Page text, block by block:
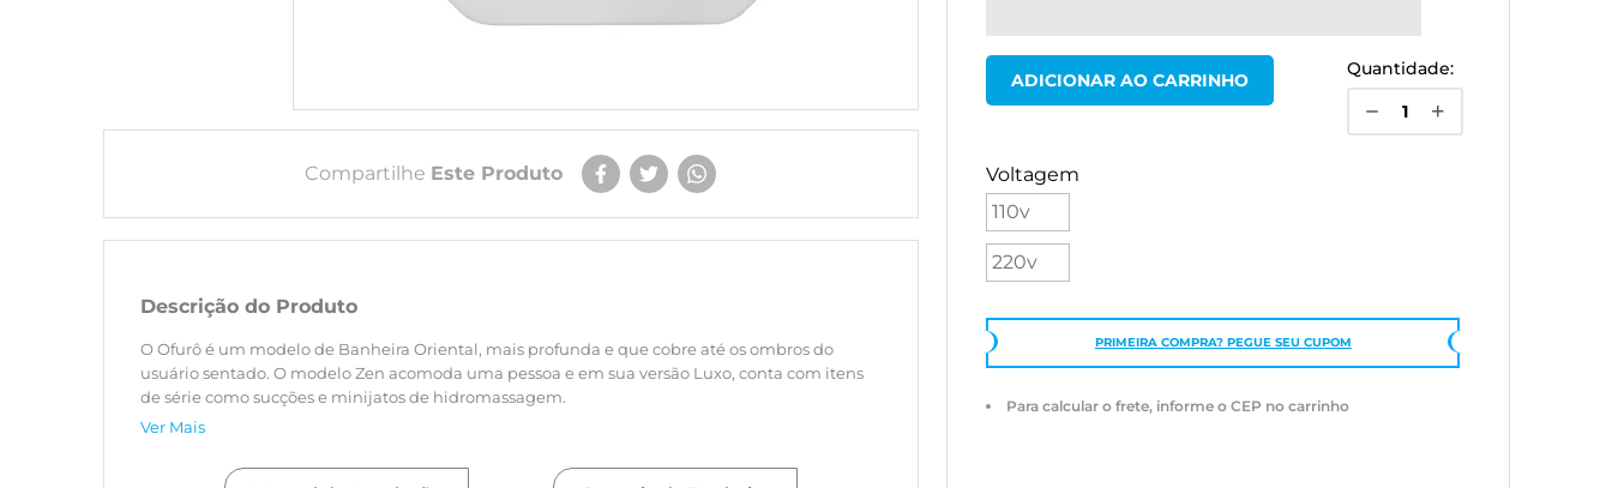
Compartilhe Este Produto
Descrição do Produto
O Ofurô é um modelo de Banheira Oriental, mais profunda e que cobre até os ombros do
usuário sentado. O modelo Zen acomoda uma pessoa e em sua versão Luxo, conta com itens
de série como sucções e minijatos de hidromassagem.
Ver Mais
Quantidade:
Voltagem
110v
220v
PRIMEIRA COMPRA? PEGUE SEU CUPOM
Para calcular o frete, informe o CEP no carrinho